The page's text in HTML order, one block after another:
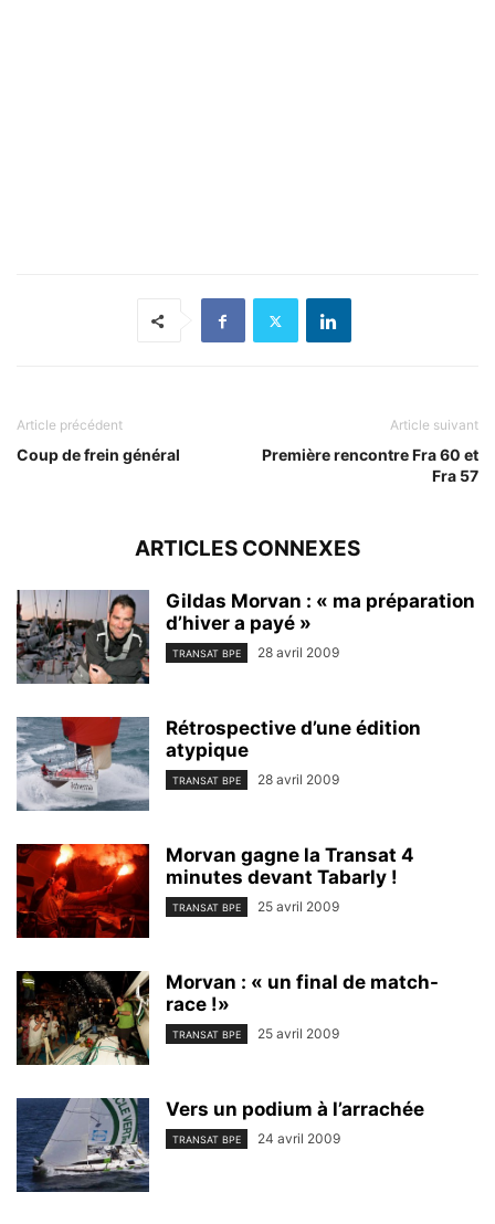
Article précédent
Coup de frein général
Article suivant
Première rencontre Fra 60 et
Fra 57
ARTICLES CONNEXES
Gildas Morvan : « ma préparation
d’hiver a payé »
TRANSAT BPE 28 avril 2009
Rétrospective d’une édition
atypique
TRANSAT BPE 28 avril 2009
Morvan gagne la Transat 4
minutes devant Tabarly !
TRANSAT BPE 25 avril 2009
Morvan : « un final de match-
race !»
TRANSAT BPE 25 avril 2009
Vers un podium à l’arrachée
TRANSAT BPE 24 avril 2009